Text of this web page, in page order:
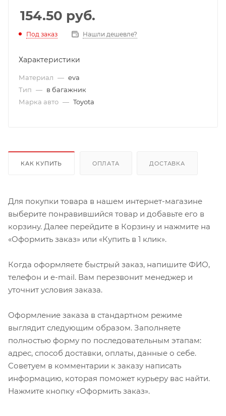
154.50 руб.
Под заказ Нашли дешевле?
Характеристики
Материал — eva
Тип — в багажник
Марка авто — Toyota
КАК КУПИТЬ ОПЛАТА ДОСТАВКА
Для покупки товара в нашем интернет-магазине
выберите понравившийся товар и добавьте его в
корзину. Далее перейдите в Корзину и нажмите на
«Оформить заказ» или «Купить в 1 клик».
Когда оформляете быстрый заказ, напишите ФИО,
телефон и e-mail. Вам перезвонит менеджер и
уточнит условия заказа.
Оформление заказа в стандартном режиме
выглядит следующим образом. Заполняете
полностью форму по последовательным этапам:
адрес, способ доставки, оплаты, данные о себе.
Советуем в комментарии к заказу написать
информацию, которая поможет курьеру вас найти.
Нажмите кнопку «Оформить заказ».